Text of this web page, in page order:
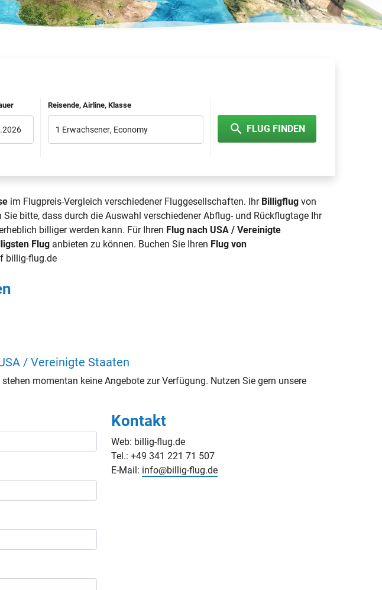
Reisende, Airline, Klasse
1 Erwachsener, Economy FLUG FINDEN
im Flugpreis-Vergleich verschiedener Fluggesellschaften. Ihr Billigflug von
bitte, dass durch die Auswahl verschiedener Abflug- und Rückflugtage Ihr
billiger werden kann. Für Ihren Flug nach USA / Vereinigte
Flug anbieten zu können. Buchen Sie Ihren Flug von
billig-flug.de
/ Vereinigte Staaten
momentan keine Angebote zur Verfügung. Nutzen Sie gern unsere
Kontakt
Web: billig-flug.de
Tel.: +49 341 221 71 507
E-Mail: info@billig-flug.de